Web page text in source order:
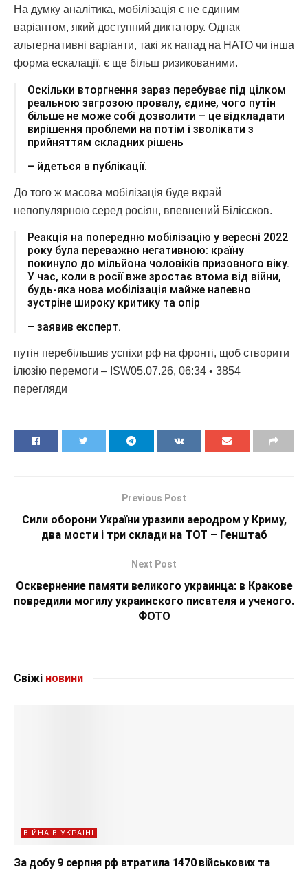
На думку аналітика, мобілізація є не єдиним
варіантом, який доступний диктатору. Однак
альтернативні варіанти, такі як напад на НАТО чи інша
форма ескалації, є ще більш ризикованими.
Оскільки вторгнення зараз перебуває під цілком
реальною загрозою провалу, єдине, чого путін
більше не може собі дозволити – це відкладати
вирішення проблеми на потім і зволікати з
прийняттям складних рішень
– йдеться в публікації.
До того ж масова мобілізація буде вкрай
непопулярною серед росіян, впевнений Білієсков.
Реакція на попередню мобілізацію у вересні 2022
року була переважно негативною: країну
покинуло до мільйона чоловіків призовного віку.
У час, коли в росії вже зростає втома від війни,
будь-яка нова мобілізація майже напевно
зустріне широку критику та опір
– заявив експерт.
путін перебільшив успіхи рф на фронті, щоб створити
ілюзію перемоги – ISW05.07.26, 06:34 • 3854
перегляди
Previous Post
Сили оборони України уразили аеродром у Криму,
два мости і три склади на ТОТ – Генштаб
Next Post
Осквернение памяти великого украинца: в Кракове
повредили могилу украинского писателя и ученого.
ФОТО
Свіжі новини
ВІЙНА В УКРАЇНІ
За добу 9 серпня рф втратила 1470 військових та